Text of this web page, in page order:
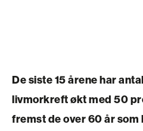
De siste 15 årene har
livmorkreft økt med 50
fremst de over 60 år som